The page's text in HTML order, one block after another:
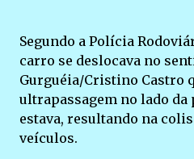
Segundo a Polícia
carro se deslocava no
Gurguéia/Cristino Castro
ultrapassagem no lado da
estava, resultando na
veículos.